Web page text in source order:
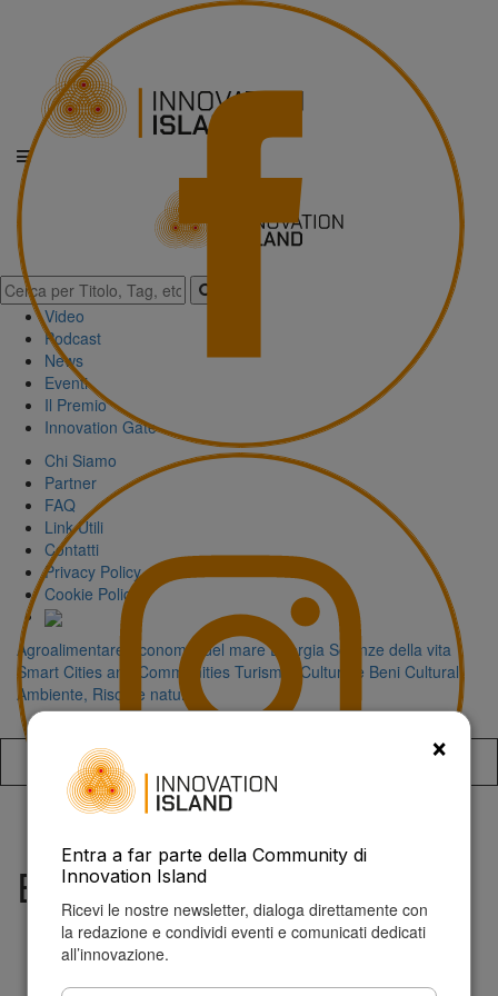
Video
Podcast
News
Eventi
Il Premio
Innovation Gate
Chi Siamo
Partner
FAQ
Link Utili
Contatti
Privacy Policy
Cookie Policy
Agroalimentare Economia del mare Energia Scienze della vita
Smart Cities and Communities Turismo, Cultura e Beni Culturali
Ambiente, Risorse naturali
Erfo
×
Entra a far parte della Community di
Innovation Island
Ricevi le nostre newsletter, dialoga direttamente con
la redazione e condividi eventi e comunicati dedicati
all’innovazione.